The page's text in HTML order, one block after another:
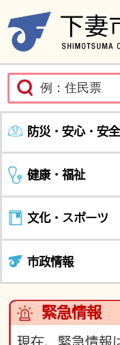
防災・安心・安全
健康・福祉
文化・スポーツ
市政情報
緊急情報
現在、緊急情報